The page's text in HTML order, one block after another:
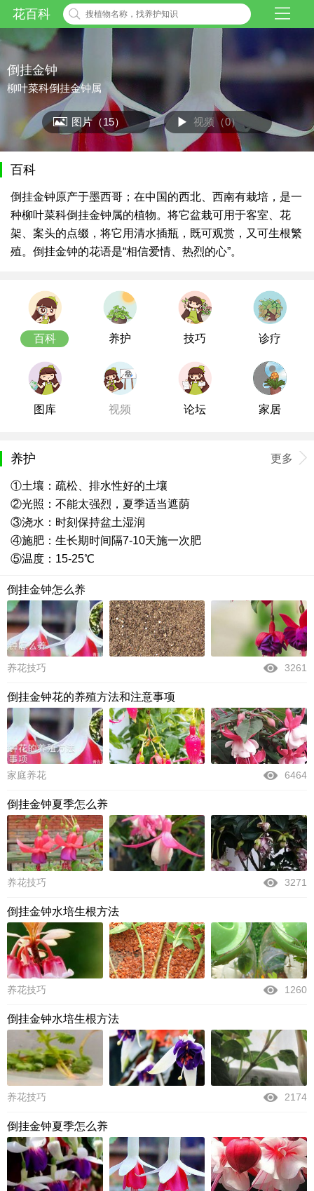
花百科
倒挂金钟
柳叶菜科倒挂金钟属
图片（15） 视频（0）
百科
倒挂金钟原产于墨西哥；在中国的西北、西南有栽培，是一
种柳叶菜科倒挂金钟属的植物。将它盆栽可用于客室、花
架、案头的点缀，将它用清水插瓶，既可观赏，又可生根繁
殖。倒挂金钟的花语是“相信爱情、热烈的心”。
百科 养护 技巧 诊疗
图库 视频 论坛 家居
养护 更多
①土壤：疏松、排水性好的土壤
②光照：不能太强烈，夏季适当遮荫
③浇水：时刻保持盆土湿润
④施肥：生长期时间隔7-10天施一次肥
⑤温度：15-25℃
倒挂金钟怎么养
养花技巧 3261
倒挂金钟花的养殖方法和注意事项
家庭养花 6464
倒挂金钟夏季怎么养
养花技巧 3271
倒挂金钟水培生根方法
养花技巧 1260
倒挂金钟水培生根方法
养花技巧 2174
倒挂金钟夏季怎么养